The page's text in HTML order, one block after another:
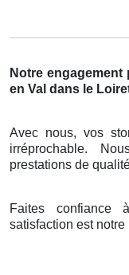
Notre
en Val dans le
Avec nous, vos
irréprochable.
prestations de
Faites confiance
satisfaction est notre